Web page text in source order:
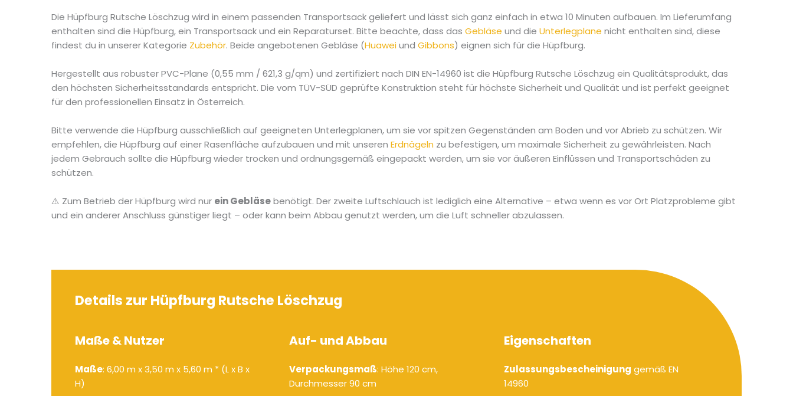
Die Hüpfburg Rutsche Löschzug wird in einem passenden Transportsack geliefert und lässt sich ganz einfach in etwa 10 Minuten aufbauen. Im Lieferumfang
enthalten sind die Hüpfburg, ein Transportsack und ein Reparaturset. Bitte beachte, dass dasGebläse und dieUnterlegplane nicht enthalten sind, diese
findest du in unserer Kategorie Zubehör. Beide angebotenen Gebläse (HuaweiundGibbons) eignen sich für die Hüpfburg.
Hergestellt aus robuster PVC-Plane (0,55 mm / 621,3 g/qm) und zertifiziert nach DIN EN-14960 ist die Hüpfburg Rutsche Löschzug ein Qualitätsprodukt, das
den höchsten Sicherheitsstandards entspricht. Die vom TÜV-SÜD geprüfte Konstruktion steht für höchste Sicherheit und Qualität und ist perfekt geeignet
für den professionellen Einsatz in Österreich.
Bitte verwende die Hüpfburg ausschließlich auf geeigneten Unterlegplanen, um sie vor spitzen Gegenständen am Boden und vor Abrieb zu schützen. Wir
empfehlen, die Hüpfburg auf einer Rasenfläche aufzubauen und mit unserenErdnägeln zu befestigen, um maximale Sicherheit zu gewährleisten. Nach
jedem Gebrauch sollte die Hüpfburg wieder trocken und ordnungsgemäß eingepackt werden, um sie vor äußeren Einflüssen und Transportschäden zu
schützen.
⚠️ Zum Betrieb der Hüpfburg wird nur ein Gebläsebenötigt. Der zweite Luftschlauch ist lediglich eine Alternative – etwa wenn es vor Ort Platzprobleme gibt
und ein anderer Anschluss günstiger liegt – oder kann beim Abbau genutzt werden, um die Luft schneller abzulassen.
Details zur Hüpfburg Rutsche Löschzug
Maße & Nutzer
Maße: 6,00 m x 3,50 m x 5,60 m * (L x B x
H)
Auf- und Abbau
Verpackungsmaß: Höhe 120 cm,
Durchmesser 90 cm
Eigenschaften
Zulassungsbescheinigung gemäß EN
14960